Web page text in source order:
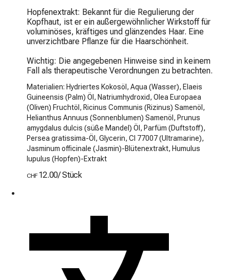
Hopfenextrakt: Bekannt für die Regulierung der
Kopfhaut, ist er ein außergewöhnlicher Wirkstoff für
voluminöses, kräftiges und glänzendes Haar. Eine
unverzichtbare Pflanze für die Haarschönheit.
Wichtig: Die angegebenen Hinweise sind in keinem
Fall als therapeutische Verordnungen zu betrachten.
Materialien: Hydriertes Kokosöl, Aqua (Wasser), Elaeis
Guineensis (Palm) Öl, Natriumhydroxid, Olea Europaea
(Oliven) Fruchtöl, Ricinus Communis (Rizinus) Samenöl,
Helianthus Annuus (Sonnenblumen) Samenöl, Prunus
amygdalus dulcis (süße Mandel) Öl, Parfüm (Duftstoff),
Persea gratissima-Öl, Glycerin, CI 77007 (Ultramarine),
Jasminum officinale (Jasmin)-Blütenextrakt, Humulus
lupulus (Hopfen)-Extrakt
CHF 12.00/ Stück